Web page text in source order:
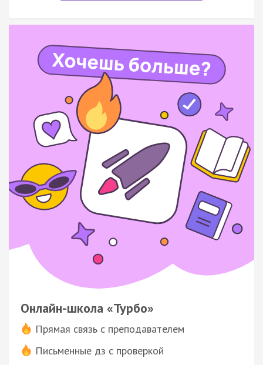
Онлайн-школа «Турбо»
Прямая связь с преподавателем
Письменные дз с проверкой